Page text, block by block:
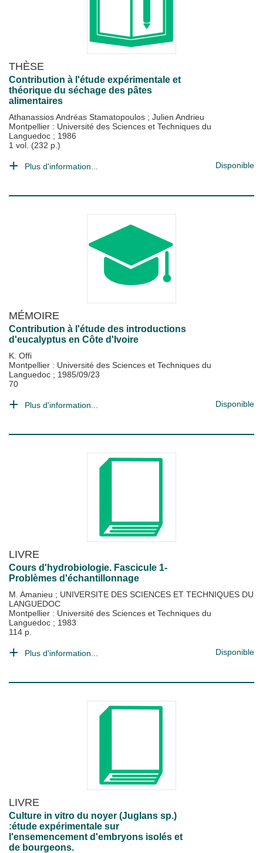
THÈSE
Contribution à l'étude expérimentale et
théorique du séchage des pâtes
alimentaires
Athanassios Andréas Stamatopoulos ; Julien Andrieu
Montpellier : Université des Sciences et Techniques du
Languedoc ; 1986
1 vol. (232 p.)
Plus d'information... Disponible
MÉMOIRE
Contribution à l'étude des introductions
d'eucalyptus en Côte d'Ivoire
K. Offi
Montpellier : Université des Sciences et Techniques du
Languedoc ; 1985/09/23
70
Plus d'information... Disponible
LIVRE
Cours d'hydrobiologie. Fascicule 1-
Problèmes d'échantillonnage
M. Amanieu ; UNIVERSITE DES SCIENCES ET TECHNIQUES DU
LANGUEDOC
Montpellier : Université des Sciences et Techniques du
Languedoc ; 1983
114 p.
Plus d'information... Disponible
LIVRE
Culture in vitro du noyer (Juglans sp.)
:étude expérimentale sur
l'ensemencement d'embryons isolés et
de bourgeons.